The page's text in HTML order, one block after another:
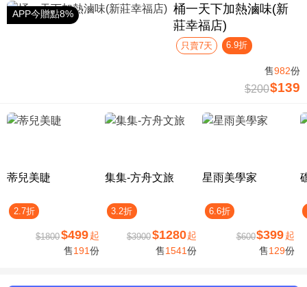
APP今贈點8%
桶一天下加熱滷味(新
莊幸福店)
只賣7天 6.9折
售982份
$200$139
蒂兒美睫
2.7折
$1800$499 起
售191份
集集-方舟文旅
3.2折
$3900$1280起
售1541份
星雨美學家
6.6折
$600$399 起
售129份